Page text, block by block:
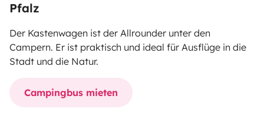
Pfalz
Der Kastenwagen ist der Allrounder unter den
Campern. Er ist praktisch und ideal für Ausflüge in die
Stadt und die Natur.
Campingbus mieten